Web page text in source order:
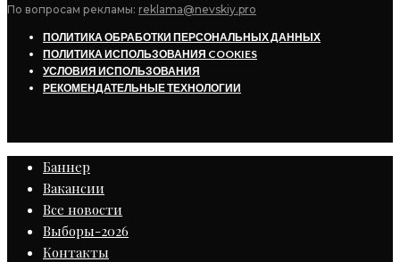
По вопросам рекламы: reklama@nevskiy.pro
ПОЛИТИКА ОБРАБОТКИ ПЕРСОНАЛЬНЫХ ДАННЫХ
ПОЛИТИКА ИСПОЛЬЗОВАНИЯ COOKIES
УСЛОВИЯ ИСПОЛЬЗОВАНИЯ
РЕКОМЕНДАТЕЛЬНЫЕ ТЕХНОЛОГИИ
Баннер
Вакансии
Все новости
Выборы-2026
Контакты